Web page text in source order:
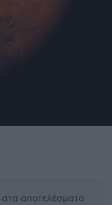
στα αποτελέσματα